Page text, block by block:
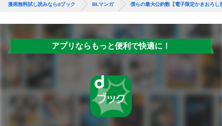
漫画無料試し読みならdブック BLマンガ 僕らの最大公約数【電子限定かきおろし
アプリならもっと便利で快適に！